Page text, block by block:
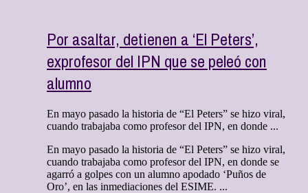
Por asaltar, detienen a ‘El Peters’,
exprofesor del IPN que se peleó con
alumno
En mayo pasado la historia de “El Peters” se hizo viral,
cuando trabajaba como profesor del IPN, en donde ...
En mayo pasado la historia de “El Peters” se hizo viral,
cuando trabajaba como profesor del IPN, en donde se
agarró a golpes con un alumno apodado ‘Puños de
Oro’, en las inmediaciones del ESIME. ...